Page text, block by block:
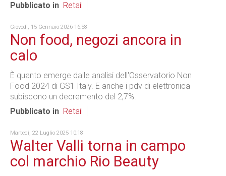
Pubblicato in Retail
Giovedì, 15 Gennaio 2026 16:58
Non food, negozi ancora in
calo
È quanto emerge dalle analisi dell'Osservatorio Non
Food 2024 di GS1 Italy. E anche i pdv di elettronica
subiscono un decremento del 2,7%.
Pubblicato in Retail
Martedì, 22 Luglio 2025 10:18
Walter Valli torna in campo
col marchio Rio Beauty